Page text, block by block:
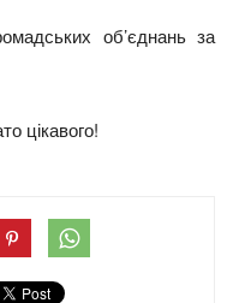
об’єднань за
цікавого!